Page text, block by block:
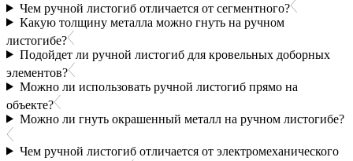
Чем ручной листогиб отличается от сегментного?
Какую толщину металла можно гнуть на ручном
листогибе?
Подойдет ли ручной листогиб для кровельных доборных
элементов?
Можно ли использовать ручной листогиб прямо на
объекте?
Можно ли гнуть окрашенный металл на ручном листогибе?
Чем ручной листогиб отличается от электромеханического